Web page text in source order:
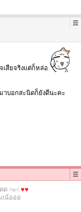
สียจริงเเต่ก็หล่อ
าบอกสะนิดก็ยังดีนะคะ
ด >o< ♥♥
เน้อออ